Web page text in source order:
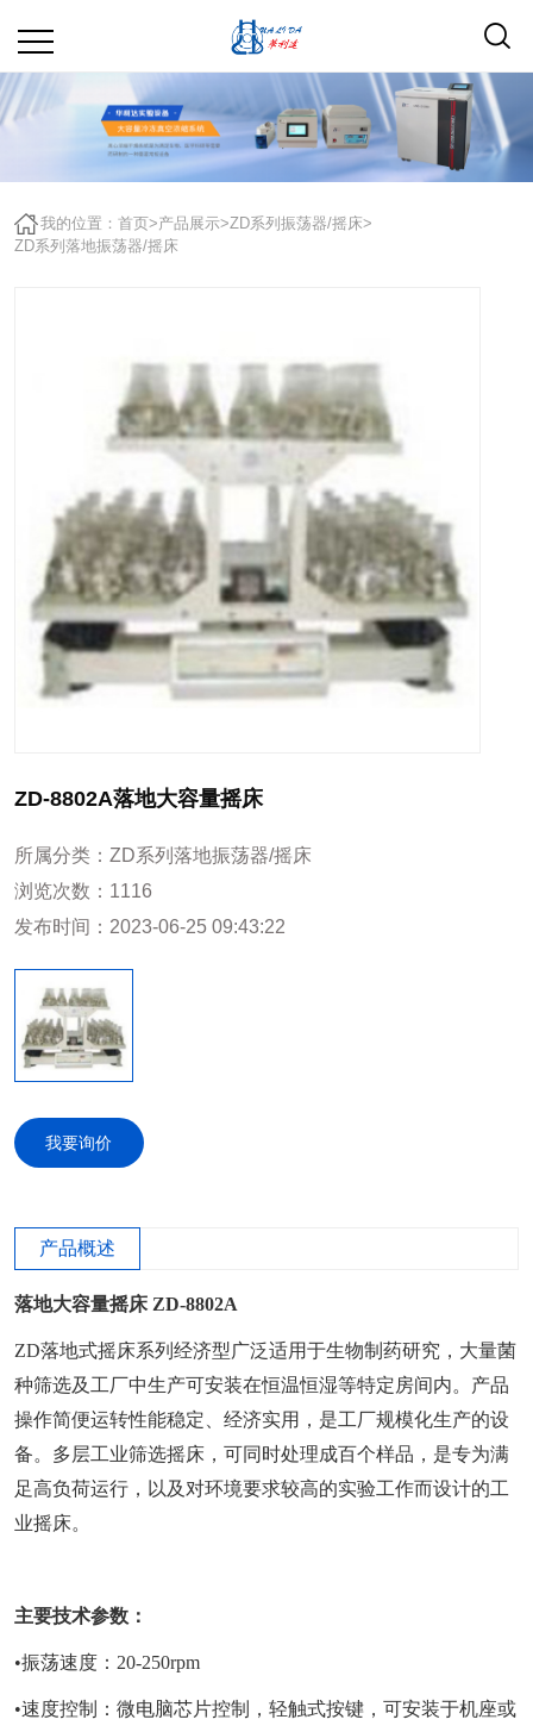
我的位置：首页>产品展示>ZD系列振荡器/摇床>
ZD系列落地振荡器/摇床
ZD-8802A落地大容量摇床
所属分类： ZD系列落地振荡器/摇床
浏览次数： 1116
发布时间： 2023-06-25 09:43:22
我要询价
产品概述
落地大容量摇床 ZD-8802A
ZD落地式摇床系列经济型广泛适用于生物制药研究，大量菌
种筛选及工厂中生产可安装在恒温恒湿等特定房间内。产品
操作简便运转性能稳定、经济实用，是工厂规模化生产的设
备。多层工业筛选摇床，可同时处理成百个样品，是专为满
足高负荷运行，以及对环境要求较高的实验工作而设计的工
业摇床。
主要技术参数：
•振荡速度：20-250rpm
•速度控制：微电脑芯片控制，轻触式按键，可安装于机座或